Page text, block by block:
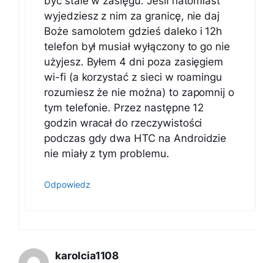
wyjedziesz z nim za granicę, nie daj
Boże samolotem gdzieś daleko i 12h
telefon był musiał wyłączony to go nie
użyjesz. Byłem 4 dni poza zasięgiem
wi-fi (a korzystać z sieci w roamingu
rozumiesz że nie można) to zapomnij o
tym telefonie. Przez następne 12
godzin wracał do rzeczywistości
podczas gdy dwa HTC na Androidzie
nie miały z tym problemu.
Odpowiedz
karolcia1108